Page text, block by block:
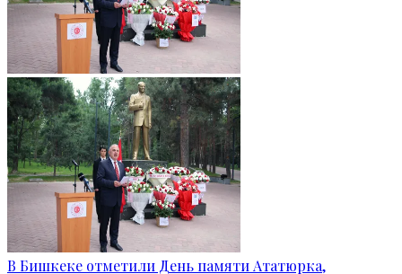
В Бишкеке отметили День памяти Ататюрка,